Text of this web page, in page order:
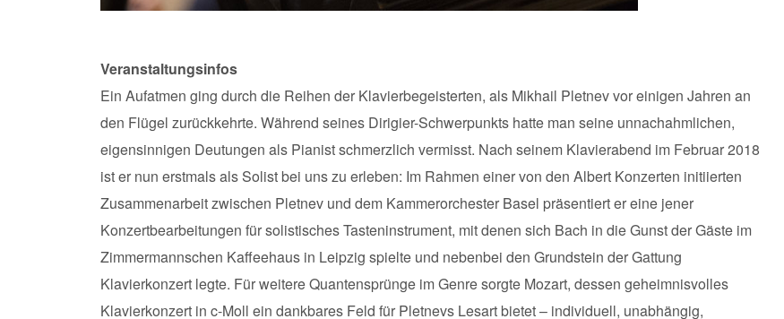
Veranstaltungsinfos
Ein Aufatmen ging durch die Reihen der Klavierbegeisterten, als Mikhail Pletnev vor einigen Jahren an
den Flügel zurückkehrte. Während seines Dirigier-Schwerpunkts hatte man seine unnachahmlichen,
eigensinnigen Deutungen als Pianist schmerzlich vermisst. Nach seinem Klavierabend im Februar 2018
ist er nun erstmals als Solist bei uns zu erleben: Im Rahmen einer von den Albert Konzerten initiierten
Zusammenarbeit zwischen Pletnev und dem Kammerorchester Basel präsentiert er eine jener
Konzertbearbeitungen für solistisches Tasteninstrument, mit denen sich Bach in die Gunst der Gäste im
Zimmermannschen Kaffeehaus in Leipzig spielte und nebenbei den Grundstein der Gattung
Klavierkonzert legte. Für weitere Quantensprünge im Genre sorgte Mozart, dessen geheimnisvolles
Klavierkonzert in c-Moll ein dankbares Feld für Pletnevs Lesart bietet – individuell, unabhängig,